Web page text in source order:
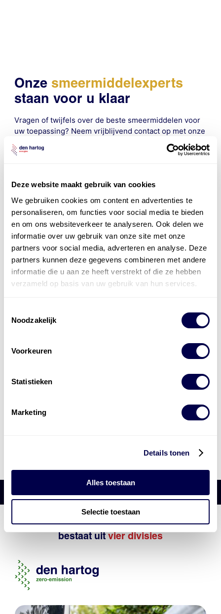
Deze website maakt gebruik van cookies
We gebruiken cookies om content en advertenties te
personaliseren, om functies voor social media te bieden
en om ons websiteverkeer te analyseren. Ook delen we
informatie over uw gebruik van onze site met onze
partners voor social media, adverteren en analyse. Deze
partners kunnen deze gegevens combineren met andere
informatie die u aan ze heeft verstrekt of die ze hebben
verzameld op basis van uw gebruik van hun services.
Noodzakelijk
Voorkeuren
Statistieken
Marketing
Details tonen
Alles toestaan
Selectie toestaan
Onze smeermiddelexperts
staan voor u klaar
Vragen of twijfels over de beste smeermiddelen voor
uw toepassing? Neem vrijblijvend contact op met onze
smeermiddelenexperts. Zij adviseren u graag over het
best passende smeermiddel voor uw applicatie of
contact
Den Hartog Energies
bestaat uitvier divisies